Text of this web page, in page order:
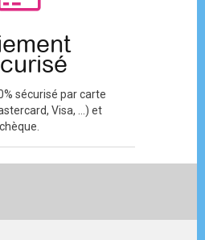
sécurisé par carte
Visa, ...) et
chèque.